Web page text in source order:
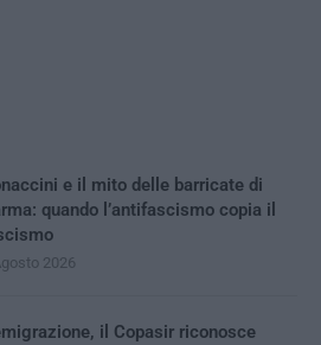
e il mito delle barricate di
quando l’antifascismo copia il
2026
il Copasir riconosce